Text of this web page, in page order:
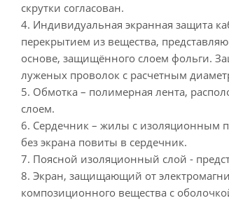
скрутки согласован.
4. Индивидуальная экранная защита
перекрытием из вещества,
основе, защищённого слоем фольги.
луженых проволок с расчетным
5. Обмотка – полимерная лента,
слоем.
6. Сердечник – жилы с изоляционным
без экрана повиты в сердечник.
7. Поясной изоляционный слой -
8. Экран, защищающий от
композиционного вещества с